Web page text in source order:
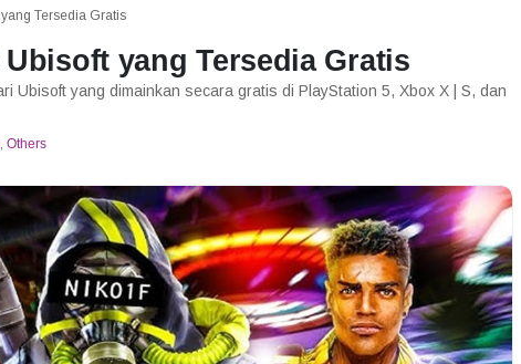
Tersedia Gratis
Ubisoft yang Tersedia Gratis
Ubisoft yang dimainkan secara gratis di PlayStation 5, Xbox X | S, dan
, Others